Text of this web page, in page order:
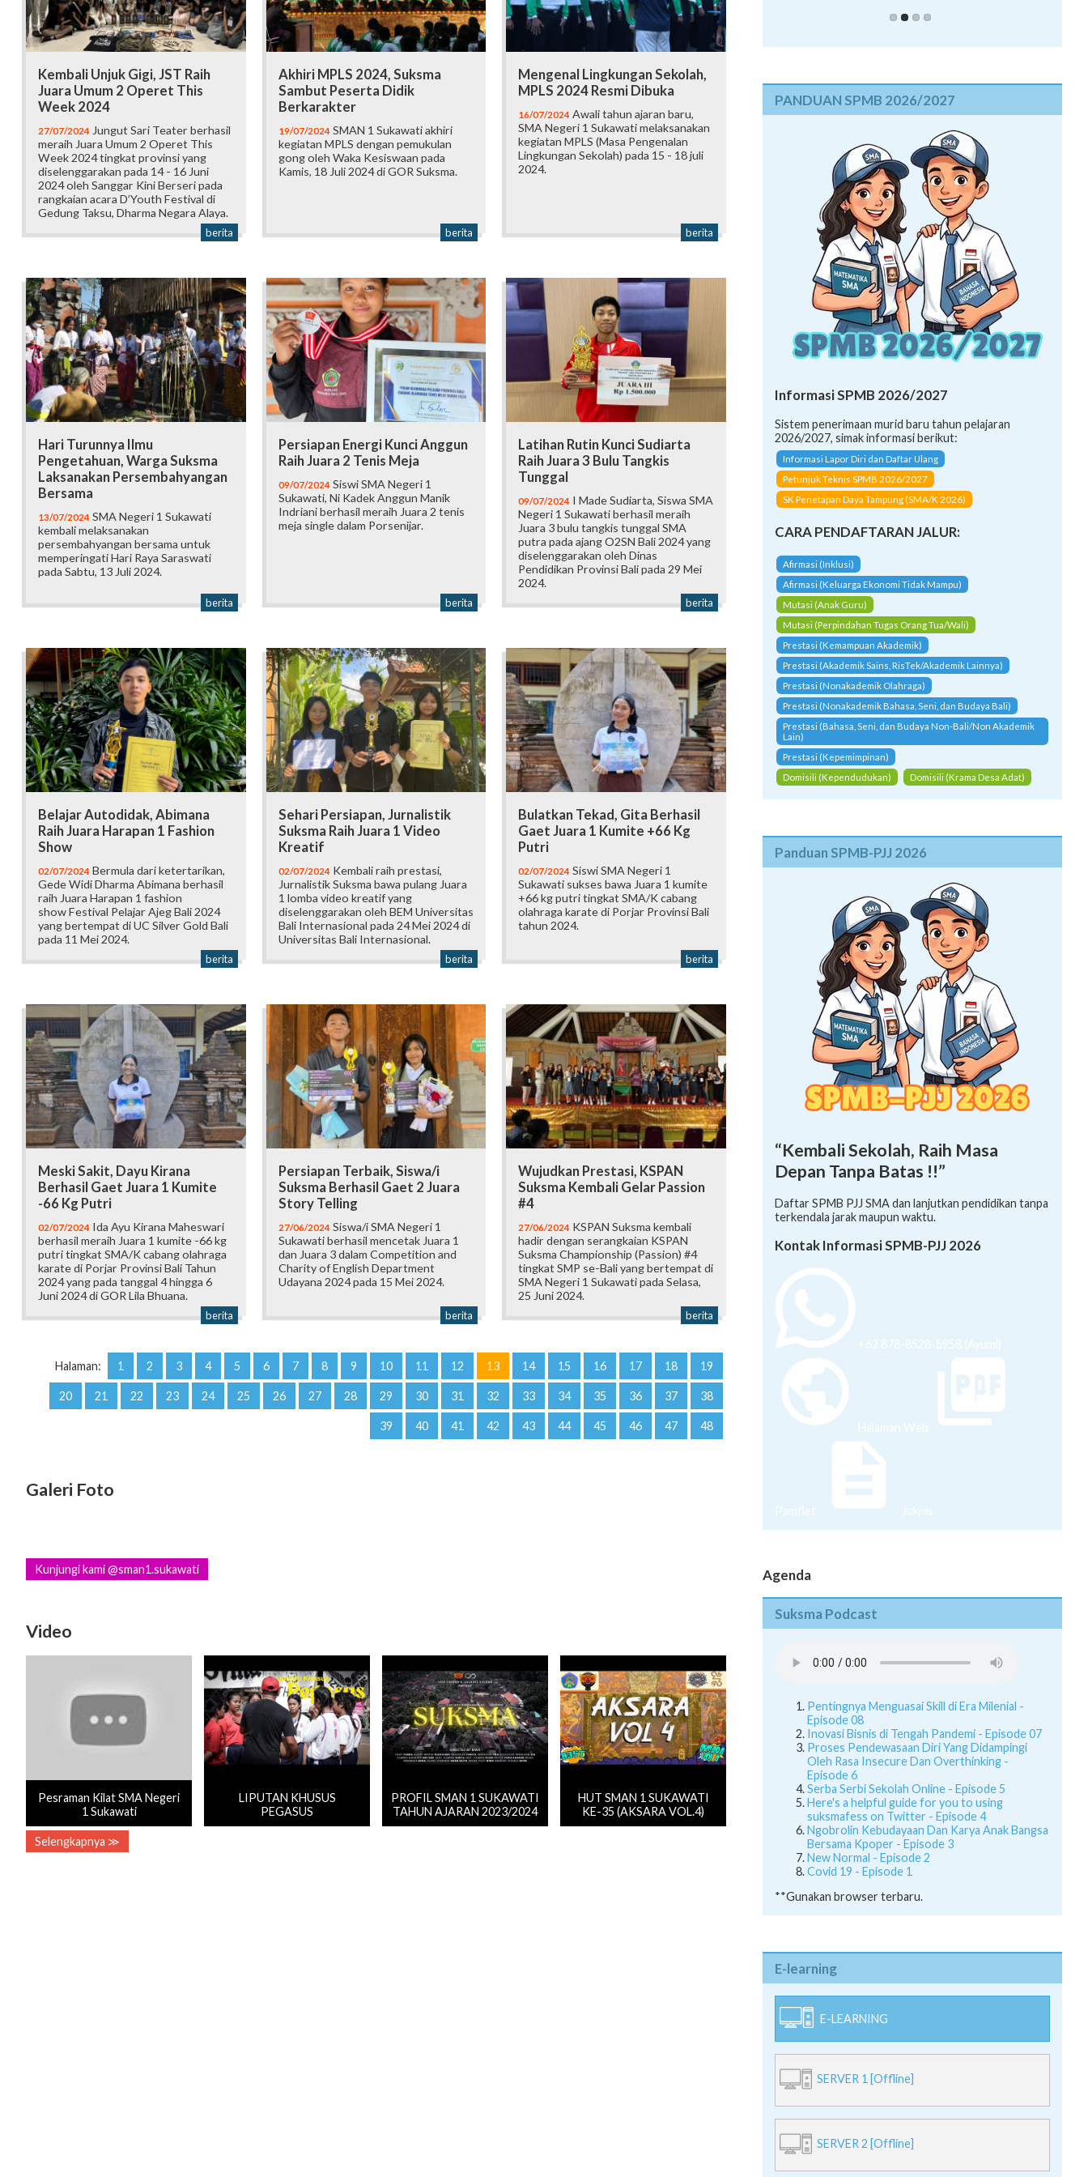
Kembali Unjuk Gigi, JST Raih
Juara Umum 2 Operet This
Week 2024
27/07/2024 Jungut Sari Teater berhasil
meraih Juara Umum 2 Operet This
Week 2024 tingkat provinsi yang
diselenggarakan pada 14 - 16 Juni
2024 oleh Sanggar Kini Berseri pada
rangkaian acara D’Youth Festival di
Gedung Taksu, Dharma Negara Alaya.
berita
Akhiri MPLS 2024, Suksma
Sambut Peserta Didik
Berkarakter
19/07/2024SMAN 1 Sukawati akhiri
kegiatan MPLS dengan pemukulan
gong oleh Waka Kesiswaan pada
Kamis, 18 Juli 2024 di GOR Suksma.
berita
Mengenal Lingkungan Sekolah,
MPLS 2024 Resmi Dibuka
16/07/2024 Awali tahun ajaran baru,
SMA Negeri 1 Sukawati melaksanakan
kegiatan MPLS (Masa Pengenalan
Lingkungan Sekolah) pada 15 - 18 juli
2024.
berita
Hari Turunnya Ilmu
Pengetahuan, Warga Suksma
Laksanakan Persembahyangan
Bersama
13/07/2024 SMA Negeri 1 Sukawati
kembali melaksanakan
persembahyangan bersama untuk
memperingati Hari Raya Saraswati
pada Sabtu, 13 Juli 2024.
berita
Persiapan Energi Kunci Anggun
Raih Juara 2 Tenis Meja
09/07/2024Siswi SMA Negeri 1
Sukawati, Ni Kadek Anggun Manik
Indriani berhasil meraih Juara 2 tenis
meja single dalam Porsenijar.
berita
Latihan Rutin Kunci Sudiarta
Raih Juara 3 Bulu Tangkis
Tunggal
09/07/2024 I Made Sudiarta, Siswa SMA
Negeri 1 Sukawati berhasil meraih
Juara 3 bulu tangkis tunggal SMA
putra pada ajang O2SN Bali 2024 yang
diselenggarakan oleh Dinas
Pendidikan Provinsi Bali pada 29 Mei
2024.
berita
Belajar Autodidak, Abimana
Raih Juara Harapan 1 Fashion
Show
02/07/2024 Bermula dari ketertarikan,
Gede Widi Dharma Abimana berhasil
raih Juara Harapan 1 fashion
show Festival Pelajar Ajeg Bali 2024
yang bertempat di UC Silver Gold Bali
pada 11 Mei 2024.
berita
Sehari Persiapan, Jurnalistik
Suksma Raih Juara 1 Video
Kreatif
02/07/2024Kembali raih prestasi,
Jurnalistik Suksma bawa pulang Juara
1 lomba video kreatif yang
diselenggarakan oleh BEM Universitas
Bali Internasional pada 24 Mei 2024 di
Universitas Bali Internasional.
berita
Bulatkan Tekad, Gita Berhasil
Gaet Juara 1 Kumite +66 Kg
Putri
02/07/2024 Siswi SMA Negeri 1
Sukawati sukses bawa Juara 1 kumite
+66 kg putri tingkat SMA/K cabang
olahraga karate di Porjar Provinsi Bali
tahun 2024.
berita
Meski Sakit, Dayu Kirana
Berhasil Gaet Juara 1 Kumite
-66 Kg Putri
02/07/2024 Ida Ayu Kirana Maheswari
berhasil meraih Juara 1 kumite -66 kg
putri tingkat SMA/K cabang olahraga
karate di Porjar Provinsi Bali Tahun
2024 yang pada tanggal 4 hingga 6
Juni 2024 di GOR Lila Bhuana.
berita
Persiapan Terbaik, Siswa/i
Suksma Berhasil Gaet 2 Juara
Story Telling
27/06/2024Siswa/i SMA Negeri 1
Sukawati berhasil mencetak Juara 1
dan Juara 3 dalam Competition and
Charity of English Department
Udayana 2024 pada 15 Mei 2024.
berita
Wujudkan Prestasi, KSPAN
Suksma Kembali Gelar Passion
#4
27/06/2024 KSPAN Suksma kembali
hadir dengan serangkaian KSPAN
Suksma Championship (Passion) #4
tingkat SMP se-Bali yang bertempat di
SMA Negeri 1 Sukawati pada Selasa,
25 Juni 2024.
berita
Halaman: 1 2 3 4 5 6 7 8 9 10 11 12 13 14 15 16 17 18 19
20 21 22 23 24 25 26 27 28 29 30 31 32 33 34 35 36 37 38
39 40 41 42 43 44 45 46 47 48
Galeri Foto
Kunjungi kami @sman1.sukawati
Video
Pesraman Kilat SMA Negeri
1 Sukawati
LIPUTAN KHUSUS
PEGASUS
PROFIL SMAN 1 SUKAWATI
TAHUN AJARAN 2023/2024
HUT SMAN 1 SUKAWATI
KE-35 (AKSARA VOL.4)
Selengkapnya ≫
PANDUAN SPMB 2026/2027
Informasi SPMB 2026/2027
Sistem penerimaan murid baru tahun pelajaran
2026/2027, simak informasi berikut:
Informasi Lapor Diri dan Daftar Ulang
Petunjuk Teknis SPMB 2026/2027
SK Penetapan Daya Tampung (SMA/K 2026)
CARA PENDAFTARAN JALUR:
Afirmasi (Inklusi)
Afirmasi (Keluarga Ekonomi Tidak Mampu)
Mutasi (Anak Guru)
Mutasi (Perpindahan Tugas Orang Tua/Wali)
Prestasi (Kemampuan Akademik)
Prestasi (Akademik Sains, RisTek/Akademik Lainnya)
Prestasi (Nonakademik Olahraga)
Prestasi (Nonakademik Bahasa, Seni, dan Budaya Bali)
Prestasi (Bahasa, Seni, dan Budaya Non-Bali/Non Akademik
Lain)
Prestasi (Kepemimpinan)
Domisili (Kependudukan)
Domisili (Krama Desa Adat)
Panduan SPMB-PJJ 2026
“Kembali Sekolah, Raih Masa
Depan Tanpa Batas !!”
Daftar SPMB PJJ SMA dan lanjutkan pendidikan tanpa
terkendala jarak maupun waktu.
Kontak Informasi SPMB-PJJ 2026
+62 878-8528-5958 (Ayumi)
Halaman Web
Pamflet Juknis
Agenda
Suksma Podcast
Pentingnya Menguasai Skill di Era Milenial -
Episode 08
Inovasi Bisnis di Tengah Pandemi - Episode 07
Proses Pendewasaan Diri Yang Didampingi
Oleh Rasa Insecure Dan Overthinking -
Episode 6
Serba Serbi Sekolah Online - Episode 5
Here's a helpful guide for you to using
suksmafess on Twitter - Episode 4
Ngobrolin Kebudayaan Dan Karya Anak Bangsa
Bersama Kpoper - Episode 3
New Normal - Episode 2
Covid 19 - Episode 1
**Gunakan browser terbaru.
E-learning
E-LEARNING
SERVER 1 [Offline]
SERVER 2 [Offline]